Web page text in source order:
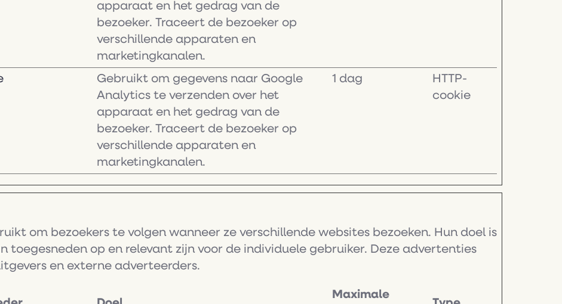
apparaat en het gedrag van de
bezoeker. Traceert de bezoeker op
verschillende apparaten en
marketingkanalen.
Gebruikt om gegevens naar Google
Analytics te verzenden over het
apparaat en het gedrag van de
bezoeker. Traceert de bezoeker op
verschillende apparaten en
marketingkanalen.
1 dag
HTTP-
cookie
om bezoekers te volgen wanneer ze verschillende websites bezoeken. Hun doel is
toegesneden op en relevant zijn voor de individuele gebruiker. Deze advertenties
en externe adverteerders.
Maximale